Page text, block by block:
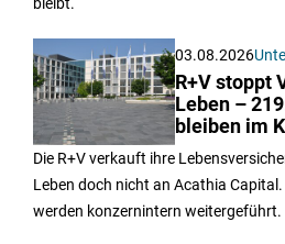
03.08.2026
R+V stoppt
Leben –
bleiben im
Die R+V verkauft ihre
Leben doch nicht an Acathia
werden konzernintern weitergeführt.